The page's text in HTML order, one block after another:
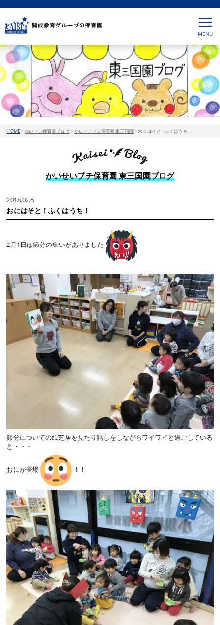
HOME>かいせい保育園ブログ>かいせいプチ保育園 東三国園>おにはそと！ふくはうち！
かいせいプチ保育園 東三国園ブログ
2018.02.5
おにはそと！ふくはうち！
2月1日は節分の集いがありました
節分についての紙芝居を見たり話しをしながらワイワイと過ごしている
と・・・
おにが登場 ！！